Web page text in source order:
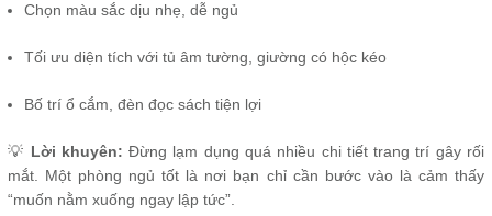
Chọn màu sắc dịu nhẹ, dễ ngủ
Tối ưu diện tích với tủ âm tường, giường có hộc kéo
Bố trí ổ cắm, đèn đọc sách tiện lợi
💡 Lời khuyên: Đừng lạm dụng quá nhiều chi tiết trang trí gây rối
mắt. Một phòng ngủ tốt là nơi bạn chỉ cần bước vào là cảm thấy
“muốn nằm xuống ngay lập tức”.